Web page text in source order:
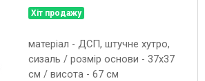
Хіт продажу
матеріал - ДСП, штучне хутро,
сизаль / розмір основи - 37х37
см / висота - 67 см